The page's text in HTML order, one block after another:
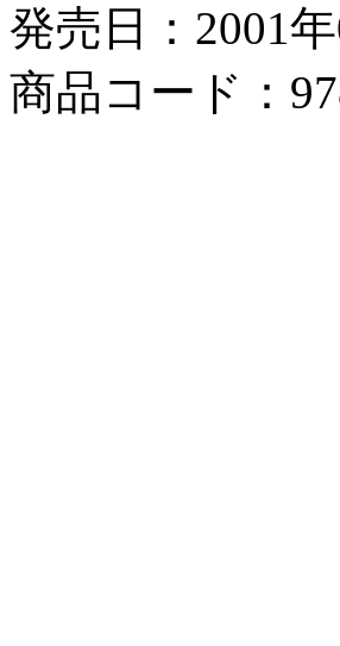
発売日：2001年
商品コード：